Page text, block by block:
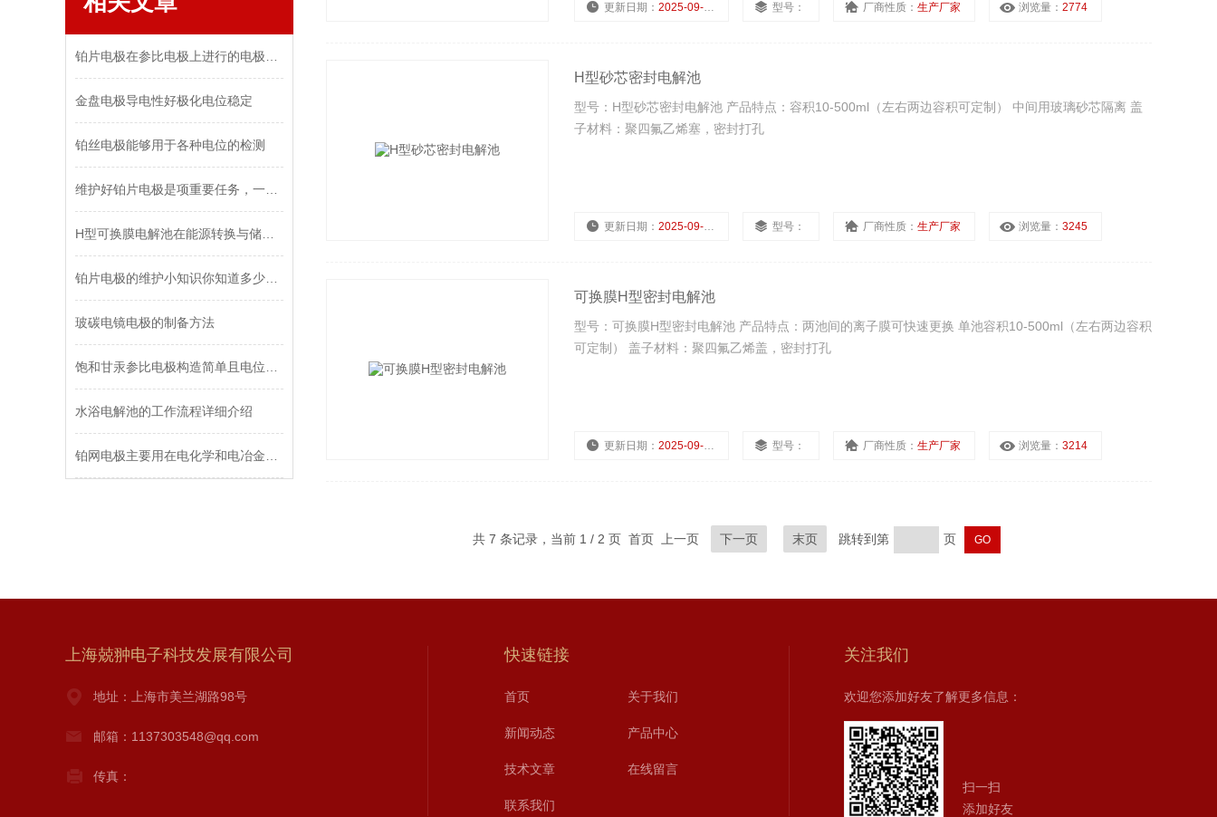
金盘电极导电性好极化电位稳定
铂丝电极能够用于各种电位的检测
玻碳电镜电极的制备方法
水浴电解池的工作流程详细介绍
更新日期： 2025-09-15 型号： 厂商性质： 生产厂家 浏览量： 2774
H型砂芯密封电解池
型号：H型砂芯密封电解池 产品特点：容积10-500ml（左右两边容积可定制） 中间用玻璃砂芯隔离 盖
子材料：聚四氟乙烯塞，密封打孔
更新日期： 2025-09-15 型号： 厂商性质： 生产厂家 浏览量： 3245
可换膜H型密封电解池
型号：可换膜H型密封电解池 产品特点：两池间的离子膜可快速更换 单池容积10-500ml（左右两边容积
可定制） 盖子材料：聚四氟乙烯盖，密封打孔
更新日期： 2025-09-15 型号： 厂商性质： 生产厂家 浏览量： 3214
共 7 条记录，当前 1 / 2 页 首页 上一页 下一页 末页 跳转到第 页
上海兢翀电子科技发展有限公司
地址：上海市美兰湖路98号
邮箱：1137303548@qq.com
传真：
快速链接
首页 关于我们
新闻动态 产品中心
技术文章 在线留言
联系我们
关注我们
欢迎您添加好友了解更多信息：
扫一扫
添加好友